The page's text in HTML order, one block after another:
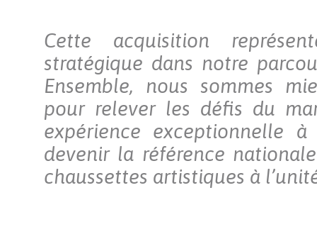
Cette acquisition
stratégique dans notre
Ensemble, nous sommes
pour relever les défis du
expérience exceptionnelle
devenir la référence
chaussettes artistiques à